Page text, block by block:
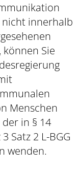
nicht innerhalb
Sie
Menschen
in § 14
Satz 2 L-BGG
wenden.